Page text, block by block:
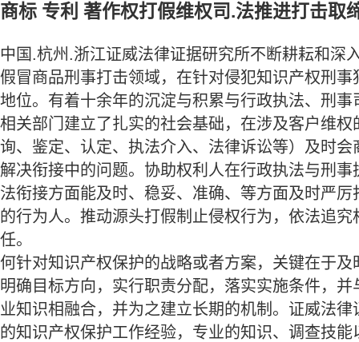
商标 专利 著作权打假维权司.法推进打击取
中国.杭州.浙江证威法律证据研究所不断耕耘和深
假冒商品刑事打击领域，在针对侵犯知识产权刑
地位。有着十余年的沉淀与积累与行政执法、刑事
相关部门建立了扎实的社会基础，在涉及客户维权
询、鉴定、认定、执法介入、法律诉讼等）及时
解决衔接中的问题。协助权利人在行政执法与刑
法衔接方面能及时、稳妥、准确、等方面及时严
的行为人。推动源头打假制止侵权行为，依法追
任。
何针对知识产权保护的战略或者方案，关键在于
明确目标方向，实行职责分配，落实实施条件，
业知识相融合，并为之建立长期的机制。证威法
的知识产权保护工作经验，专业的知识、调查技